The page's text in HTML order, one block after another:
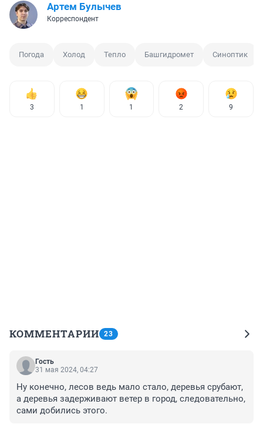
Артем Булычев
Корреспондент
Погода Холод Тепло Башгидромет Синоптик
3 1 1 2 9
КОММЕНТАРИИ 23
Гость
31 мая 2024, 04:27
Ну конечно, лесов ведь мало стало, деревья срубают,
а деревья задерживают ветер в город, следовательно,
сами добились этого.